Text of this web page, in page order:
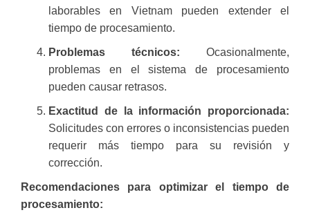
laborables en Vietnam pueden extender el
tiempo de procesamiento.
Problemas técnicos: Ocasionalmente,
problemas en el sistema de procesamiento
pueden causar retrasos.
Exactitud de la información proporcionada:
Solicitudes con errores o inconsistencias pueden
requerir más tiempo para su revisión y
corrección.
Recomendaciones para optimizar el tiempo de
procesamiento: